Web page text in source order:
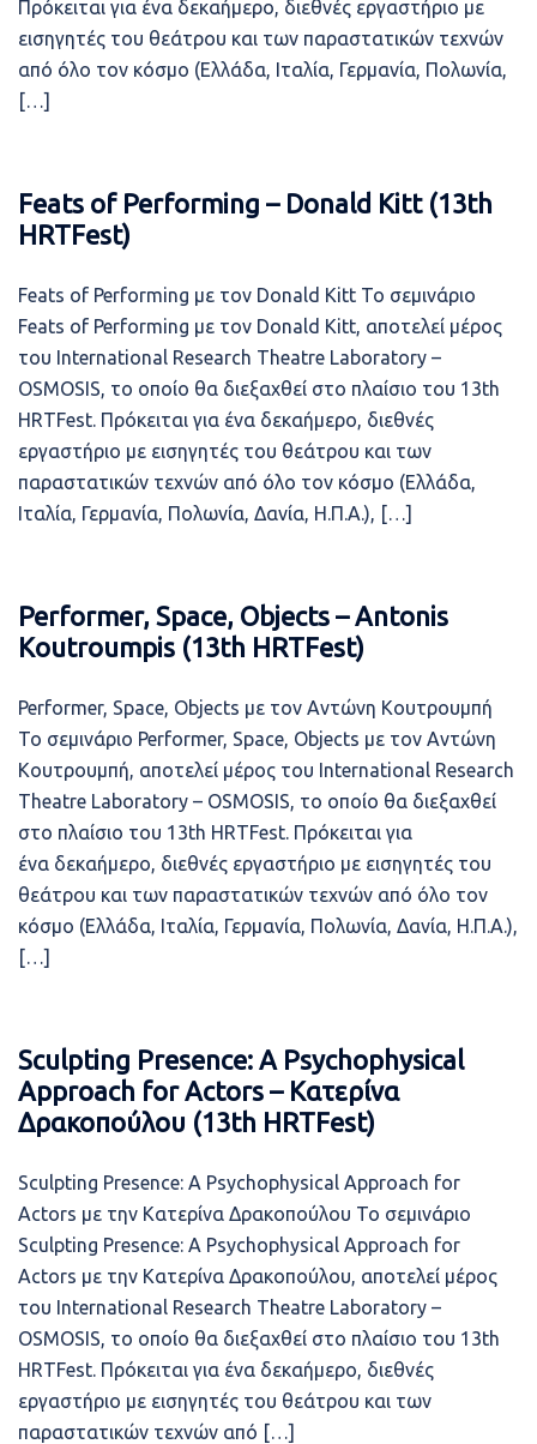
Πρόκειται για ένα δεκαήμερο, διεθνές εργαστήριο με
εισηγητές του θεάτρου και των παραστατικών τεχνών
από όλο τον κόσμο (Ελλάδα, Ιταλία, Γερμανία, Πολωνία,
[…]
Feats of Performing – Donald Kitt (13th
HRTFest)
Feats of Performing με τον Donald Kitt Το σεμινάριο
Feats of Performing με τον Donald Kitt, αποτελεί μέρος
του International Research Theatre Laboratory –
OSMOSIS, το οποίο θα διεξαχθεί στο πλαίσιο του 13th
HRTFest. Πρόκειται για ένα δεκαήμερο, διεθνές
εργαστήριο με εισηγητές του θεάτρου και των
παραστατικών τεχνών από όλο τον κόσμο (Ελλάδα,
Ιταλία, Γερμανία, Πολωνία, Δανία, Η.Π.Α.), […]
Performer, Space, Objects – Antonis
Koutroumpis (13th HRTFest)
Performer, Space, Objects με τον Αντώνη Κουτρουμπή
Το σεμινάριο Performer, Space, Objects με τον Αντώνη
Κουτρουμπή, αποτελεί μέρος του International Research
Theatre Laboratory – OSMOSIS, το οποίο θα διεξαχθεί
στο πλαίσιο του 13th HRTFest. Πρόκειται για
ένα δεκαήμερο, διεθνές εργαστήριο με εισηγητές του
θεάτρου και των παραστατικών τεχνών από όλο τον
κόσμο (Ελλάδα, Ιταλία, Γερμανία, Πολωνία, Δανία, Η.Π.Α.),
[…]
Sculpting Presence: A Psychophysical
Approach for Actors – Κατερίνα
Δρακοπούλου (13th HRTFest)
Sculpting Presence: A Psychophysical Approach for
Actors με την Κατερίνα Δρακοπούλου Το σεμινάριο
Sculpting Presence: A Psychophysical Approach for
Actors με την Κατερίνα Δρακοπούλου, αποτελεί μέρος
του International Research Theatre Laboratory –
OSMOSIS, το οποίο θα διεξαχθεί στο πλαίσιο του 13th
HRTFest. Πρόκειται για ένα δεκαήμερο, διεθνές
εργαστήριο με εισηγητές του θεάτρου και των
παραστατικών τεχνών από […]